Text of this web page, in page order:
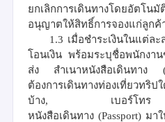
ยกเลิกการเดินทางโดยอัตโน
อนุญาตให้สิทธิ์การจองแก่ลูก
1.3 เมื่อชำระเงินในแต่ล
โอนเงิน พร้อมระบุชื่อพนักงา
ส่ง สำเนาหนังสือเดินทาง
ต้องการเดินทางท่องเที่ยวท
บ้าง, เบอร์โ
หนังสือเดินทาง (Passport) มา